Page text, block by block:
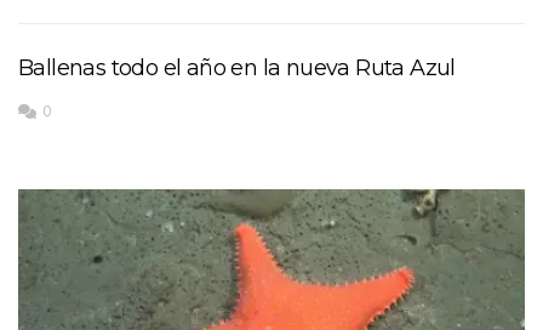
Ballenas todo el año en la nueva Ruta Azul
0